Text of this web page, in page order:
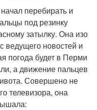
перебирать и
под резинку
затылку. Она изо
ведущего новостей и
погода будет в Перми
а движение пальцев
Совершено не
телевизора, она